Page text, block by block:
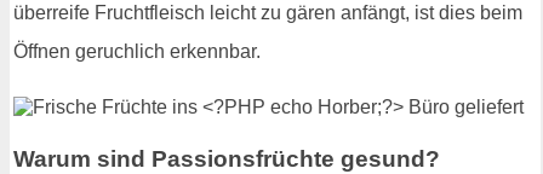
überreife Fruchtfleisch leicht zu gären anfängt, ist dies beim
Öffnen geruchlich erkennbar.
Warum sind Passionsfrüchte gesund?